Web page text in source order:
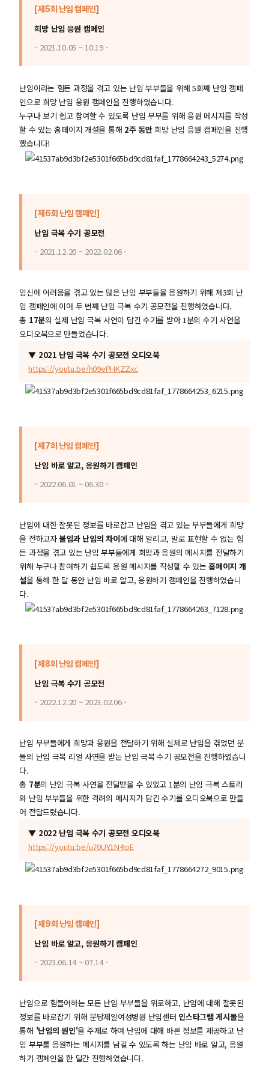
[제5회 난임 캠페인]
희망 난임 응원 캠페인
- 2021.10.05 ~ 10.19 -
난임이라는 힘든 과정을 겪고 있는 난임 부부들을 위해 5회째 난임 캠페
인으로 희망 난임 응원 캠페인을 진행하였습니다.
누구나 보기 쉽고 참여할 수 있도록 난임 부부를 위해 응원 메시지를 작성
할 수 있는 홈페이지 개설을 통해 2주 동안희망 난임 응원 캠페인을 진행
했습니다!
[제6회 난임 캠페인]
난임 극복 수기 공모전
- 2021.12.20 ~ 2022.02.06 -
임신에 어려움을 겪고 있는 많은 난임 부부들을 응원하기 위해 제3회 난
임 캠페인에 이어 두 번째 난임 극복 수기 공모전을 진행하였습니다.
총 17분의 실제 난임 극복 사연이 담긴 수기를 받아 1분의 수기 사연을
오디오북으로 만들었습니다.
▼ 2021 난임 극복 수기 공모전 오디오북
https://youtu.be/h09ePHKZZxc
[제7회 난임 캠페인]
난임 바로 알고, 응원하기 캠페인
- 2022.06.01 ~ 06.30 -
난임에 대한 잘못된 정보를 바로잡고 난임을 겪고 있는 부부들에게 희망
을 전하고자불임과 난임의 차이에 대해 알리고, 말로 표현할 수 없는 힘
든 과정을 겪고 있는 난임 부부들에게 희망과 응원의 메시지를 전달하기
위해 누구나 참여하기 쉽도록 응원 메시지를 작성할 수 있는홈페이지 개
설을 통해 한 달 동안 난임 바로 알고, 응원하기 캠페인을 진행하였습니
다.
[제8회 난임 캠페인]
난임 극복 수기 공모전
- 2022.12.20 ~ 2023.02.06 -
난임 부부들에게 희망과 응원을 전달하기 위해 실제로 난임을 겪었던 분
들의 난임 극복 리얼 사연을 받는 난임 극복 수기 공모전을 진행하였습니
다.
총 7분의 난임 극복 사연을 전달받을 수 있었고 1분의 난임 극복 스토리
와 난임 부부들을 위한 격려의 메시지가 담긴 수기를 오디오북으로 만들
어 전달드렸습니다.
▼ 2022 난임 극복 수기 공모전 오디오북
https://youtu.be/u70UY1N4IoE
[제9회 난임 캠페인]
난임 바로 알고, 응원하기 캠페인
- 2023.06.14 ~ 07.14 -
난임으로 힘들어하는 모든 난임 부부들을 위로하고, 난임에 대해 잘못된
정보를 바로잡기 위해 분당제일여성병원 난임센터 인스타그램 게시물을
통해 '난임의 원인'을 주제로 하여 난임에 대해 바른 정보를 제공하고 난
임 부부를 응원하는 메시지를 남길 수 있도록 하는 난임 바로 알고, 응원
하기 캠페인을 한 달간 진행하였습니다.